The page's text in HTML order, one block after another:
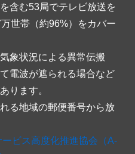
含む53局でテレビ放送を
世帯（約96%）をカバー
象状況による異常伝搬
電波が遮られる場合など
ります。
る地域の郵便番号から放
ービス高度化推進協会（A-